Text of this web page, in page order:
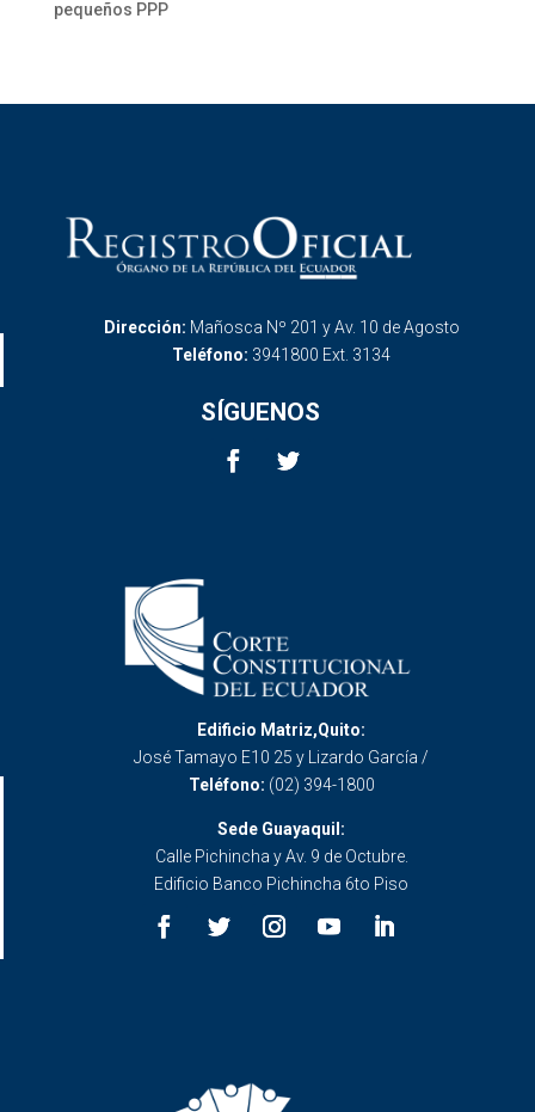
pequeños PPP
Dirección: Mañosca Nº 201 y Av. 10 de Agosto
Teléfono: 3941800 Ext. 3134
SÍGUENOS
Edificio Matriz,Quito:
José Tamayo E10 25 y Lizardo García /
Teléfono: (02) 394-1800
Sede Guayaquil:
Calle Pichincha y Av. 9 de Octubre.
Edificio Banco Pichincha 6to Piso